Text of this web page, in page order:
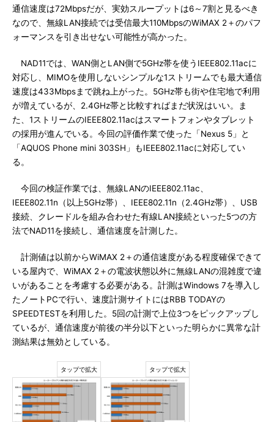
通信速度は72Mbpsだが、実効スループットは6～7割と見るべき
なので、無線LAN接続では受信最大110MbpsのWiMAX 2＋のパフ
ォーマンスを引き出せない可能性が高かった。
NAD11では、WAN側とLAN側で5GHz帯を使うIEEE802.11acに
対応し、MIMOを使用しないシンプルな1ストリームでも最大通信
速度は433Mbpsまで跳ね上がった。5GHz帯も街や住宅地で利用
が増えているが、2.4GHz帯と比較すればまだ状況はいい。ま
た、1ストリームのIEEE802.11acはスマートフォンやタブレット
の採用が進んでいる。今回の評価作業で使った「Nexus 5」と
「AQUOS Phone mini 303SH」もIEEE802.11acに対応してい
る。
今回の検証作業では、無線LANのIEEE802.11ac、
IEEE802.11n（以上5GHz帯）、IEEE802.11n（2.4GHz帯）、USB
接続、クレードルを組み合わせた有線LAN接続といった5つの方
法でNAD11を接続し、通信速度を計測した。
計測値は以前からWiMAX 2＋の通信速度がある程度確保できて
いる屋内で、WiMAX 2＋の電波状態以外に無線LANの混雑度で違
いがあることを考慮する必要がある。計測はWindows 7を導入し
たノートPCで行い、速度計測サイトにはRBB TODAYの
SPEEDTESTを利用した。5回の計測で上位3つをピックアップし
ているが、通信速度が前後の半分以下といった明らかに異常な計
測結果は無効としている。